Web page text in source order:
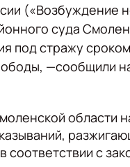
суда
под стражу
—сообщили
области
соответствии с